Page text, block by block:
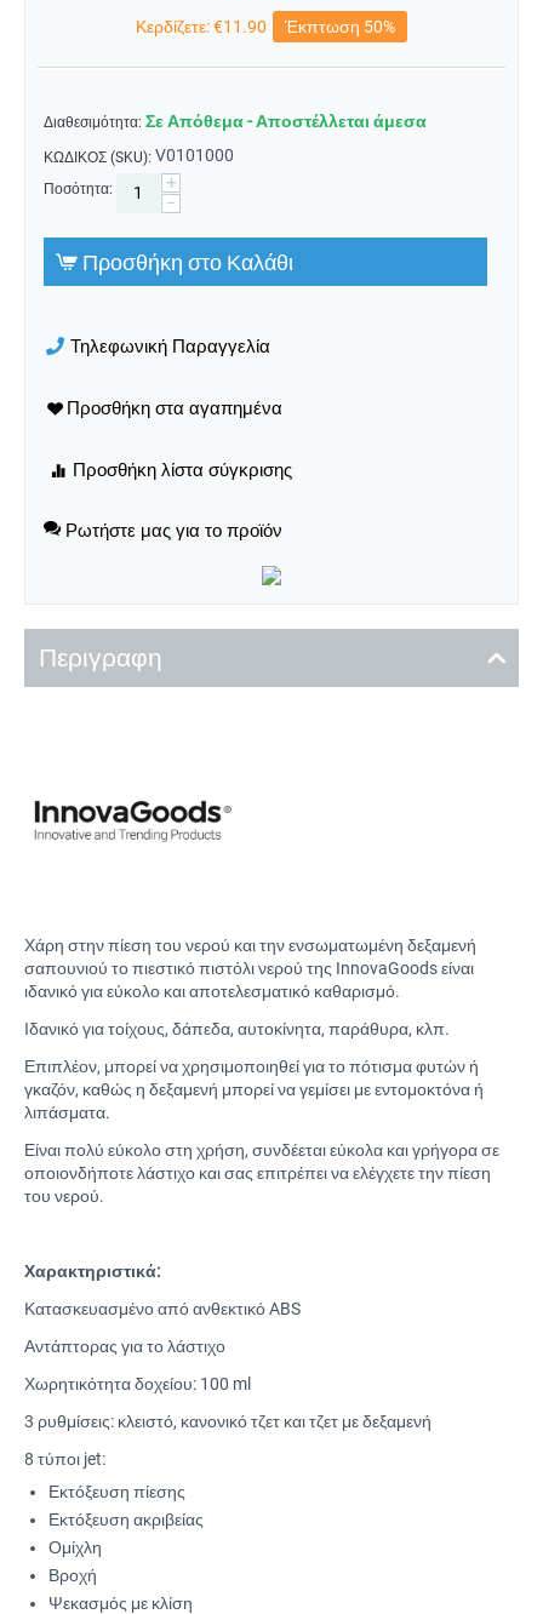
Κερδίζετε:€11.90 Έκπτωση 50%
Διαθεσιμότητα: Σε Απόθεμα - Αποστέλλεται άμεσα
ΚΩΔΙΚΟΣ (SKU): V0101000
Ποσότητα: +
−
Προσθήκη στο Καλάθι
Τηλεφωνική Παραγγελία
Ρωτήστε μας για το προϊόν
Περιγραφη
Χάρη στην πίεση του νερού και την ενσωματωμένη δεξαμενή
σαπουνιού το πιεστικό πιστόλι νερού της InnovaGoods είναι
ιδανικό για εύκολο και αποτελεσματικό καθαρισμό.
Ιδανικό για τοίχους, δάπεδα, αυτοκίνητα, παράθυρα, κλπ.
Επιπλέον, μπορεί να χρησιμοποιηθεί για το πότισμα φυτών ή
γκαζόν, καθώς η δεξαμενή μπορεί να γεμίσει με εντομοκτόνα ή
λιπάσματα.
Είναι πολύ εύκολο στη χρήση, συνδέεται εύκολα και γρήγορα σε
οποιονδήποτε λάστιχο και σας επιτρέπει να ελέγχετε την πίεση
του νερού.
Χαρακτηριστικά:
Κατασκευασμένο από ανθεκτικό ABS
Αντάπτορας για το λάστιχο
Χωρητικότητα δοχείου: 100 ml
3 ρυθμίσεις: κλειστό, κανονικό τζετ και τζετ με δεξαμενή
8 τύποι jet:
Εκτόξευση πίεσης
Εκτόξευση ακριβείας
Ομίχλη
Βροχή
Ψεκασμός με κλίση